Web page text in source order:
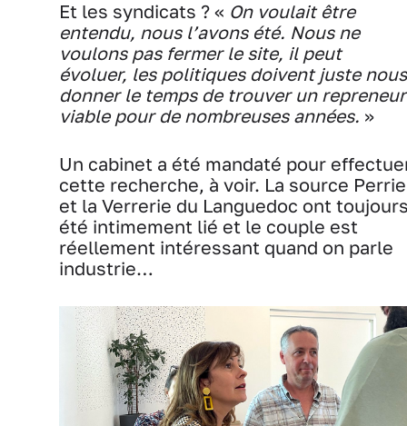
Et les syndicats ? « On voulait être
entendu, nous l’avons été. Nous ne
voulons pas fermer le site, il peut
évoluer, les politiques doivent juste nous
donner le temps de trouver un repreneur
viable pour de nombreuses années. »
Un cabinet a été mandaté pour
cette recherche, à voir. La source
et la Verrerie du Languedoc ont
été intimement lié et le couple est
réellement intéressant quand on parle
industrie…